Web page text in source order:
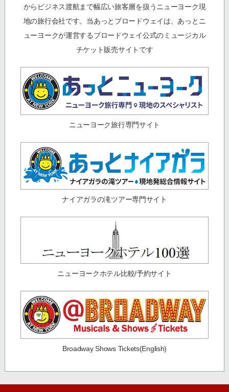
からビジネス渡航まで幅広い旅客層を扱うニューヨーク現
地の旅行会社です。当あっとブロードウェイは、あっとニ
ューヨークが運営するブロードウェイ公式のミュージカル
チケット販売サイトです
ニューヨーク旅行専門サイト
ナイアガラの滝ツアー専門サイト
ニューヨークホテル比較/予約サイト
Broadway Shows Tickets(English)